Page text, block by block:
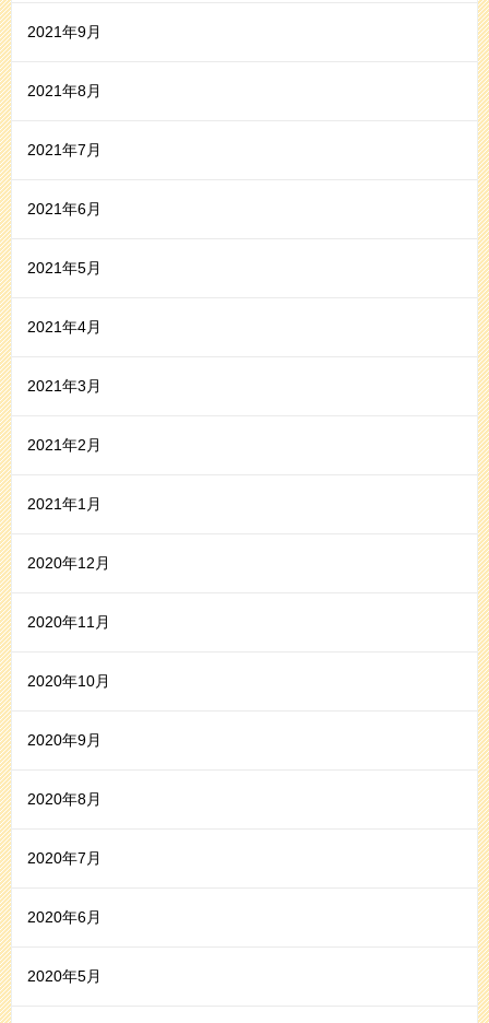
2021年9月
2021年8月
2021年7月
2021年6月
2021年5月
2021年4月
2021年3月
2021年2月
2021年1月
2020年12月
2020年11月
2020年10月
2020年9月
2020年8月
2020年7月
2020年6月
2020年5月